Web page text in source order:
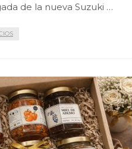
de la nueva Suzuki …